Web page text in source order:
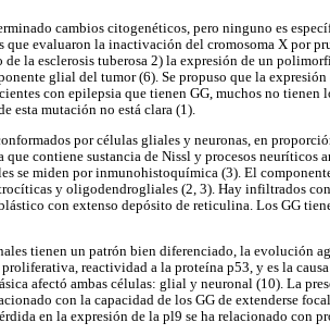
cambios citogenéticos, pero ninguno es
que evaluaron la inactivación del cromosoma X por
de la esclerosis tuberosa 2) la expresión de un
glial del tumor (6). Se propuso que la
con epilepsia que tienen GG, muchos no tienen
esta mutación no está clara (1).
por células gliales y neuronas, en
que contiene sustancia de Nissl y procesos
se miden por inmunohistoquímica (3). El
y oligodendrogliales (2, 3). Hay infiltrados
con extenso depósito de reticulina. Los GG
tienen un patrón bien diferenciado, la evolución
reactividad a la proteína p53, y es la
afectó ambas células: glial y neuronal (10). La
con la capacidad de los GG de extenderse
en la expresión de la pl9 se ha relacionado con